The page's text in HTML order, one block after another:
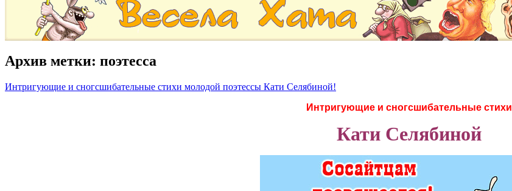
Архив метки: поэтесса
Интригующие и сногсшибательные стихи молодой поэтессы Кати Селябиной!
Интригующие и сногсшибательные стихи
Кати Селябиной